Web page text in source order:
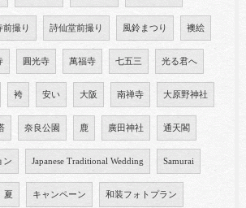
前撮り 詩仙堂前撮り 風鈴まつり 襖絵
圓光寺 萬福寺 七五三 光る君へ
袴 安い 大阪 南禅寺 大原野神社
奈良公園 鹿 廣田神社 通天閣
ン Japanese Traditional Wedding Samurai
夏 キャンペーン 和装フォトプラン